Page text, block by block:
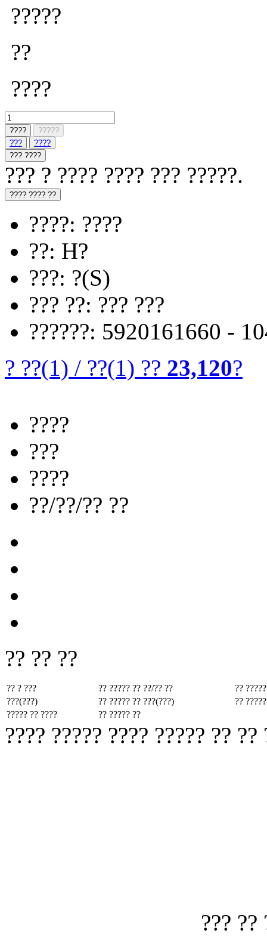
?????
??
????
????
?????
???
????
??? ????
??? ? ???? ???? ??? ?????.
???? ???? ??
????: ????
??: H?
???: ?(S)
??? ??: ??? ???
??????: 5920161660 -
? ??(1) / ??(1) ?? 23,120?
????
???
????
??/??/?? ??
?? ?? ??
?? ? ??? ?? ????? ?? ??/?? ??
??
???(???)
?? ????? ?? ???(???)
??
????? ?? ????
?? ????? ??
???? ????? ???? ????? ??
??? ??